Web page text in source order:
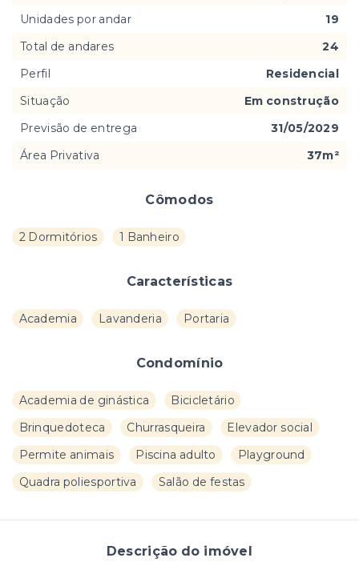
Cômodos
2 Dormitórios 1 Banheiro
Características
Academia Lavanderia Portaria
Condomínio
Academia de ginástica
Bicicletário
Brinquedoteca
Churrasqueira
Elevador social
Permite animais
Piscina adulto
Playground
Quadra poliesportiva
Salão de festas
Descrição do imóvel
Unidades por andar
19
Total de andares
24
Perfil
Residencial
Situação
Em construção
Previsão de entrega
31/05/2029
Área Privativa
37m²